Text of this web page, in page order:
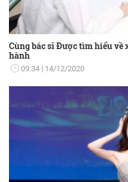
Cùng bác sĩ Được tìm hiểu
hành
09:34 14/12/2020